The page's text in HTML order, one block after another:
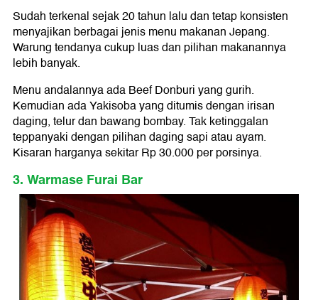
Sudah terkenal sejak 20 tahun lalu dan tetap konsisten
menyajikan berbagai jenis menu makanan Jepang.
Warung tendanya cukup luas dan pilihan makanannya
lebih banyak.
Menu andalannya ada Beef Donburi yang gurih.
Kemudian ada Yakisoba yang ditumis dengan irisan
daging, telur dan bawang bombay. Tak ketinggalan
teppanyaki dengan pilihan daging sapi atau ayam.
Kisaran harganya sekitar Rp 30.000 per porsinya.
3. Warmase Furai Bar